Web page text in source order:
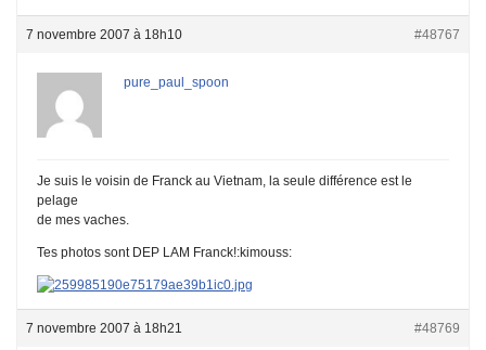
7 novembre 2007 à 18h10 #48767
pure_paul_spoon
Je suis le voisin de Franck au Vietnam, la seule différence est le
pelage
de mes vaches.
Tes photos sont DEP LAM Franck!:kimouss:
7 novembre 2007 à 18h21 #48769